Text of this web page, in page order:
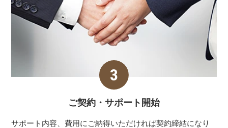
ご契約・サポート 開始
サポート内容、費用にご納得いただければ契約締結になり